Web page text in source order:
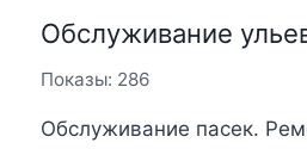
Обслуживание
Показы: 286
Обслуживание пасек.